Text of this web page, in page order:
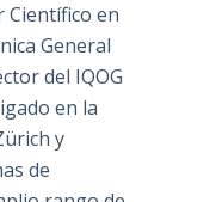
Científico en
General
del IQOG
en la
y
de